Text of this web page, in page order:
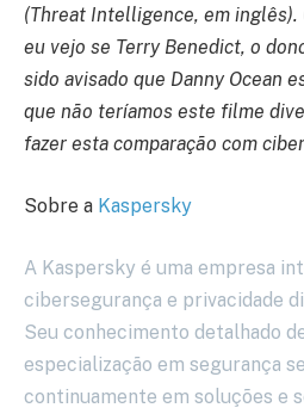
(Threat Intelligence, em inglês).
eu vejo se Terry Benedict, o
sido avisado que Danny Ocean
que não teríamos este filme
fazer esta comparação com
Sobre a Kaspersky
A Kaspersky é uma empresa
cibersegurança e privacidade
Seu conhecimento detalhado
especialização em segurança
continuamente em soluções e